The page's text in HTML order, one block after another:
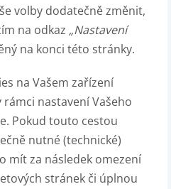
volby dodatečně změnit,
na odkaz „Nastavení
na konci této stránky.
na Vašem zařízení
nastavení Vašeho
Pokud touto cestou
nutné (technické)
mít za následek omezení
stránek či úplnou